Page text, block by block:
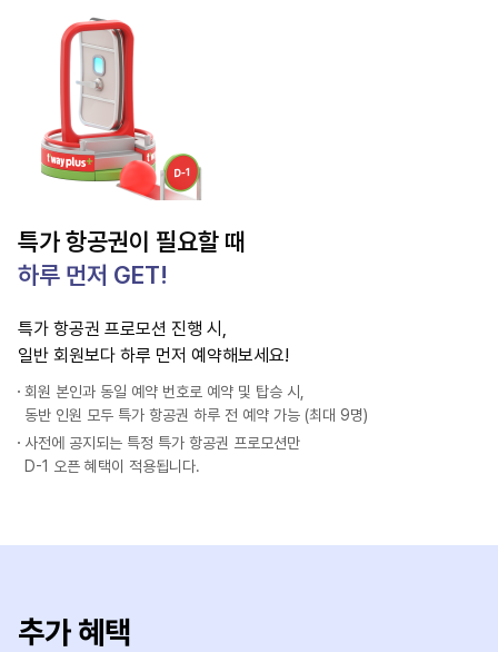
특가 항공권이 필요할 때
하루 먼저 GET!
특가 항공권 프로모션 진행 시,
일반 회원보다 하루 먼저 예약해보세요!
회원 본인과 동일 예약 번호로 예약 및 탑승 시,
동반 인원 모두 특가 항공권 하루 전 예약 가능 (최대 9명)
사전에 공지되는 특정 특가 항공권 프로모션만
D-1 오픈 혜택이 적용됩니다.
추가 혜택